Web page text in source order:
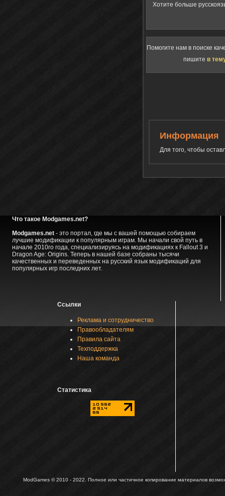
Хотите больше
Помогите нам в поиске
пишите в
Информация
Для того, чтобы
Что такое Modgames.net?
Modgames.net- это портал, где мы с вашей помощью собираем
лучшие модификации к популярным играм. Мы начали свой путь в
начале 2010го года, специализируясь на модификациях к Fallout 3 и
Dragon Age: Origins. Теперь в нашей базе собраны тысячи
качественных и переведенных на русский язык модификаций для
популярных игр последних лет.
Ссылки
Реклама и сотрудничество
Правообладателям
Правила сайта
Техподдержка
Наша команда
Статистика
ModGames © 2010 - 2022. Полное или частичное копирование материалов